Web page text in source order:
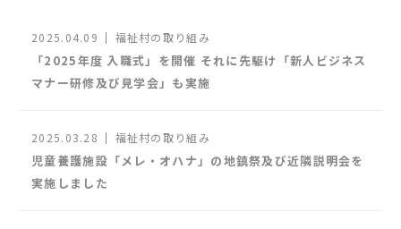
2025.04.09 福祉村の取り組み
「2025年度 入職式」を開催 それに先駆け「新人ビジネス
マナー研修及び見学会」も実施
2025.03.28 福祉村の取り組み
児童養護施設「メレ・オハナ」の地鎮祭及び近隣説明会を
実施しました